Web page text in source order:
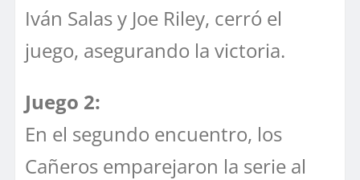
Iván Salas y Joe Riley, cerró el
juego, asegurando la victoria.
Juego 2:
En el segundo encuentro, los
Cañeros emparejaron la serie al